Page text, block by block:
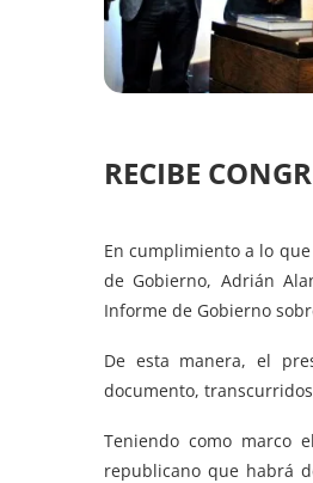
RECIBE
En cumplimiento a lo
de Gobierno, Adrián
Informe de Gobierno
De esta manera, el
documento,
Teniendo como marco
republicano que habrá